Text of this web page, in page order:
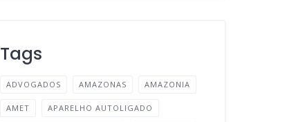
Tags
ADVOGADOS AMAZONAS AMAZONIA
AMET APARELHO AUTOLIGADO